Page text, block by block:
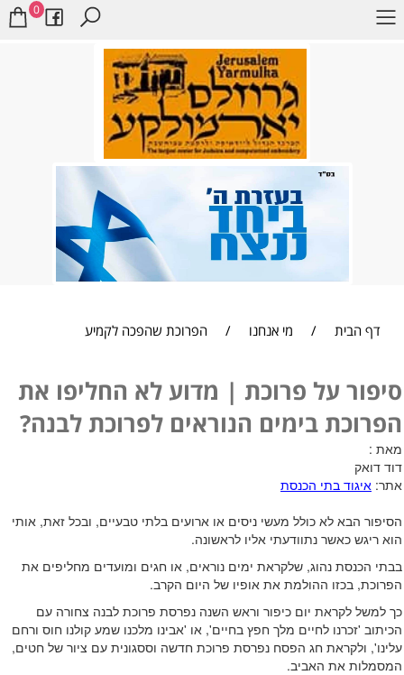
0
דף הבית / מי אנחנו / הפרוכת שהפכה לקמיע
סיפור על פרוכת | מדוע לא החליפו את
הפרוכת בימים הנוראים לפרוכת לבנה?
מאת :
דוד דואק
אתר: איגוד בתי הכנסת
הסיפור הבא לא כולל מעשי ניסים או ארועים בלתי טבעיים, ובכל זאת, אותי
הוא ריגש כאשר נתוודעתי אליו לראשונה.
בבתי הכנסת נהוג, שלקראת ימים נוראים, או חגים ומועדים מחליפים את
הפרוכת, בכזו ההולמת את אופיו של היום הקרב.
כך למשל לקראת יום כיפור וראש השנה נפרסת פרוכת לבנה צחורה עם
הכיתוב 'זכרנו לחיים מלך חפץ בחיים', או 'אבינו מלכנו שמע קולנו חוס ורחם
עלינו', ולקראת חג הפסח נפרסת פרוכת חדשה וססגונית עם ציור של חטים,
המסמלות את האביב.